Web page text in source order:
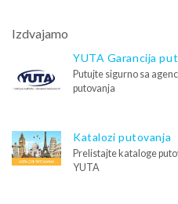
Izdvajamo
YUTA Garancija
Putujte sigurno sa
putovanja
Katalozi putovanja
Prelistajte kataloge
YUTA